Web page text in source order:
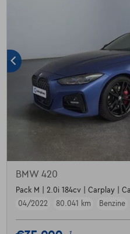
BMW 420
Pack M | 2.0i 184cv | Carplay |
04/2022
80.041 km Benzine